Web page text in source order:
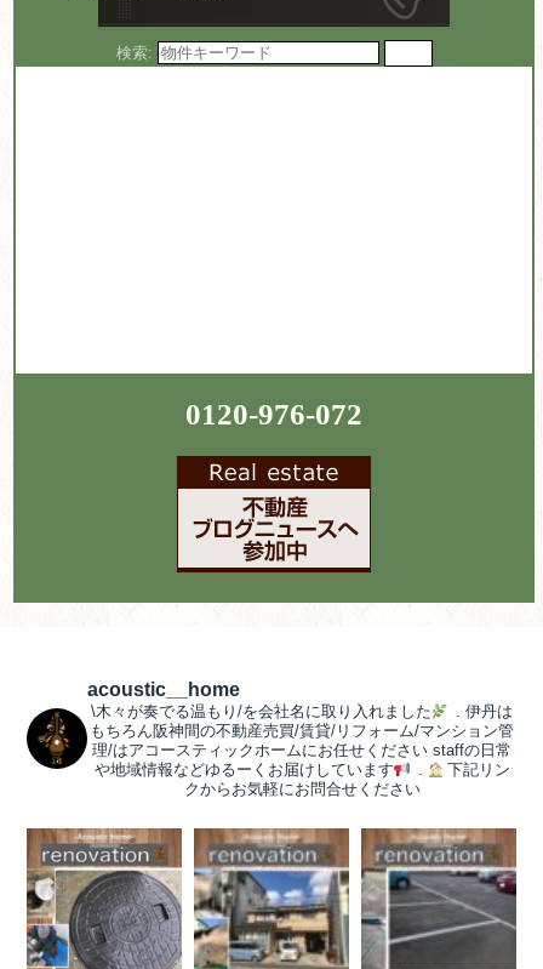
検索:
0120-976-072
acoustic__home
\木々が奏でる温もり/を会社名に取り入れました . 伊丹は
もちろん阪神間の不動産売買/賃貸/リフォーム/マンション管
理/はアコースティックホームにお任せください staffの日常
や地域情報などゆるーくお届けしています
.
下記リン
クからお気軽にお問合せください